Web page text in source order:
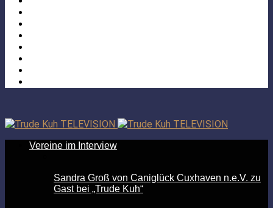
Vereine im Interview
Sandra Groß von Caniglück Cuxhaven n.e.V. zu
Gast bei „Trude Kuh“